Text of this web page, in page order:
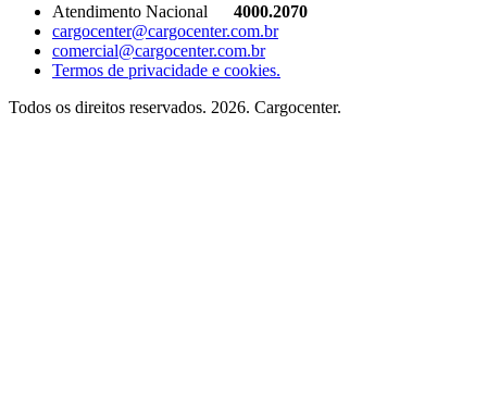
Atendimento Nacional
4000.2070
cargocenter@cargocenter.com.br
comercial@cargocenter.com.br
Termos de privacidade e cookies.
Todos os direitos reservados. 2026. Cargocenter.